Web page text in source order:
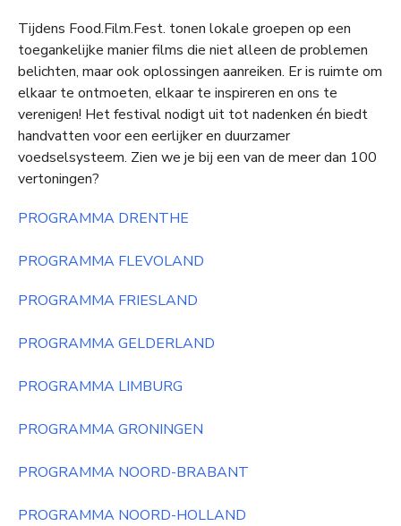
Tijdens Food.Film.Fest. tonen lokale groepen op een
toegankelijke manier films die niet alleen de problemen
belichten, maar ook oplossingen aanreiken. Er is ruimte om
elkaar te ontmoeten, elkaar te inspireren en ons te
verenigen! Het festival nodigt uit tot nadenken én biedt
handvatten voor een eerlijker en duurzamer
voedselsysteem. Zien we je bij een van de meer dan 100
vertoningen?
PROGRAMMA DRENTHE
PROGRAMMA FLEVOLAND
PROGRAMMA FRIESLAND
PROGRAMMA GELDERLAND
PROGRAMMA LIMBURG
PROGRAMMA GRONINGEN
PROGRAMMA NOORD-BRABANT
PROGRAMMA NOORD-HOLLAND